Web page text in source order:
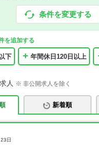
条件を変更する
を追加する
下 年間休日120日以上
人 ※ 非公開求人を除く
新着順
日